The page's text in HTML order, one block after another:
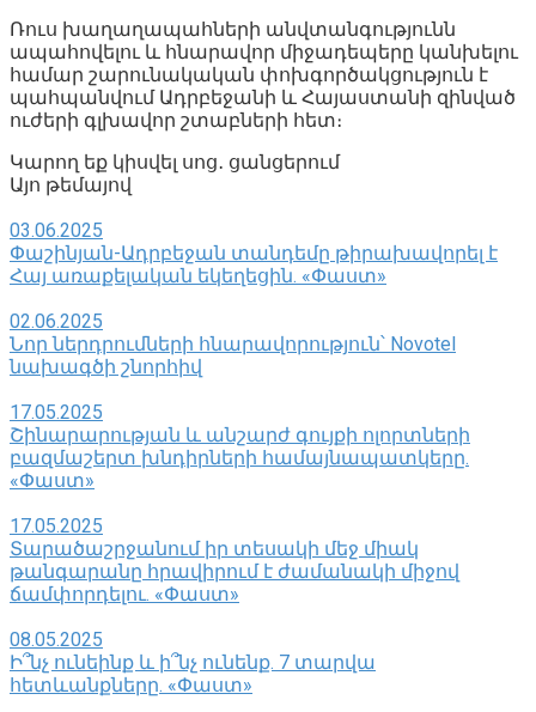
Ռուս խաղաղապահների անվտանգությունն
ապահովելու և հնարավոր միջադեպերը կանխելու
համար շարունակական փոխգործակցություն է
պահպանվում Ադրբեջանի և Հայաստանի զինված
ուժերի գլխավոր շտաբների հետ։
Կարող եք կիսվել սոց․ ցանցերում
Այո թեմայով
03.06.2025
Փաշինյան-Ադրբեջան տանդեմը թիրախավորել է
Հայ առաքելական եկեղեցին. «Փաստ»
02.06.2025
Նոր ներդրումների հնարավորություն՝ Novotel
նախագծի շնորհիվ
17.05.2025
Շինարարության և անշարժ գույքի ոլորտների
բազմաշերտ խնդիրների համայնապատկերը.
«Փաստ»
17.05.2025
Տարածաշրջանում իր տեսակի մեջ միակ
թանգարանը հրավիրում է ժամանակի միջով
ճամփորդելու. «Փաստ»
08.05.2025
Ի՞նչ ունեինք և ի՞նչ ունենք. 7 տարվա
հետևանքները. «Փաստ»